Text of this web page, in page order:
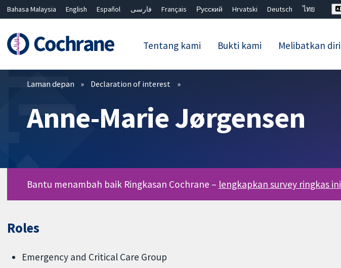
Bahasa Malaysia English Español فارسی Français Русский Hrvatski Deutsch
ไทย
Tentang kami Bukti kami Melibatkan diri
Penapis
Laman depan Declaration of interest
Anne-Marie Jørgensen
Bantu menambah baik Ringkasan Cochrane – lengkapkan survey ringkas ini
Roles
Emergency and Critical Care Group